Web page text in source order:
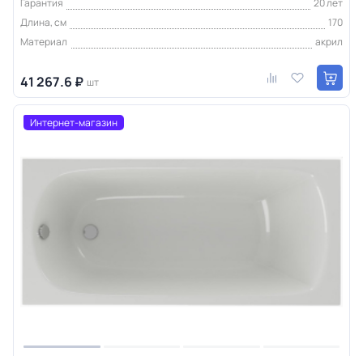
Гарантия
20 лет
Длина, см
170
Материал
акрил
41 267.6 ₽ шт
Интернет-магазин